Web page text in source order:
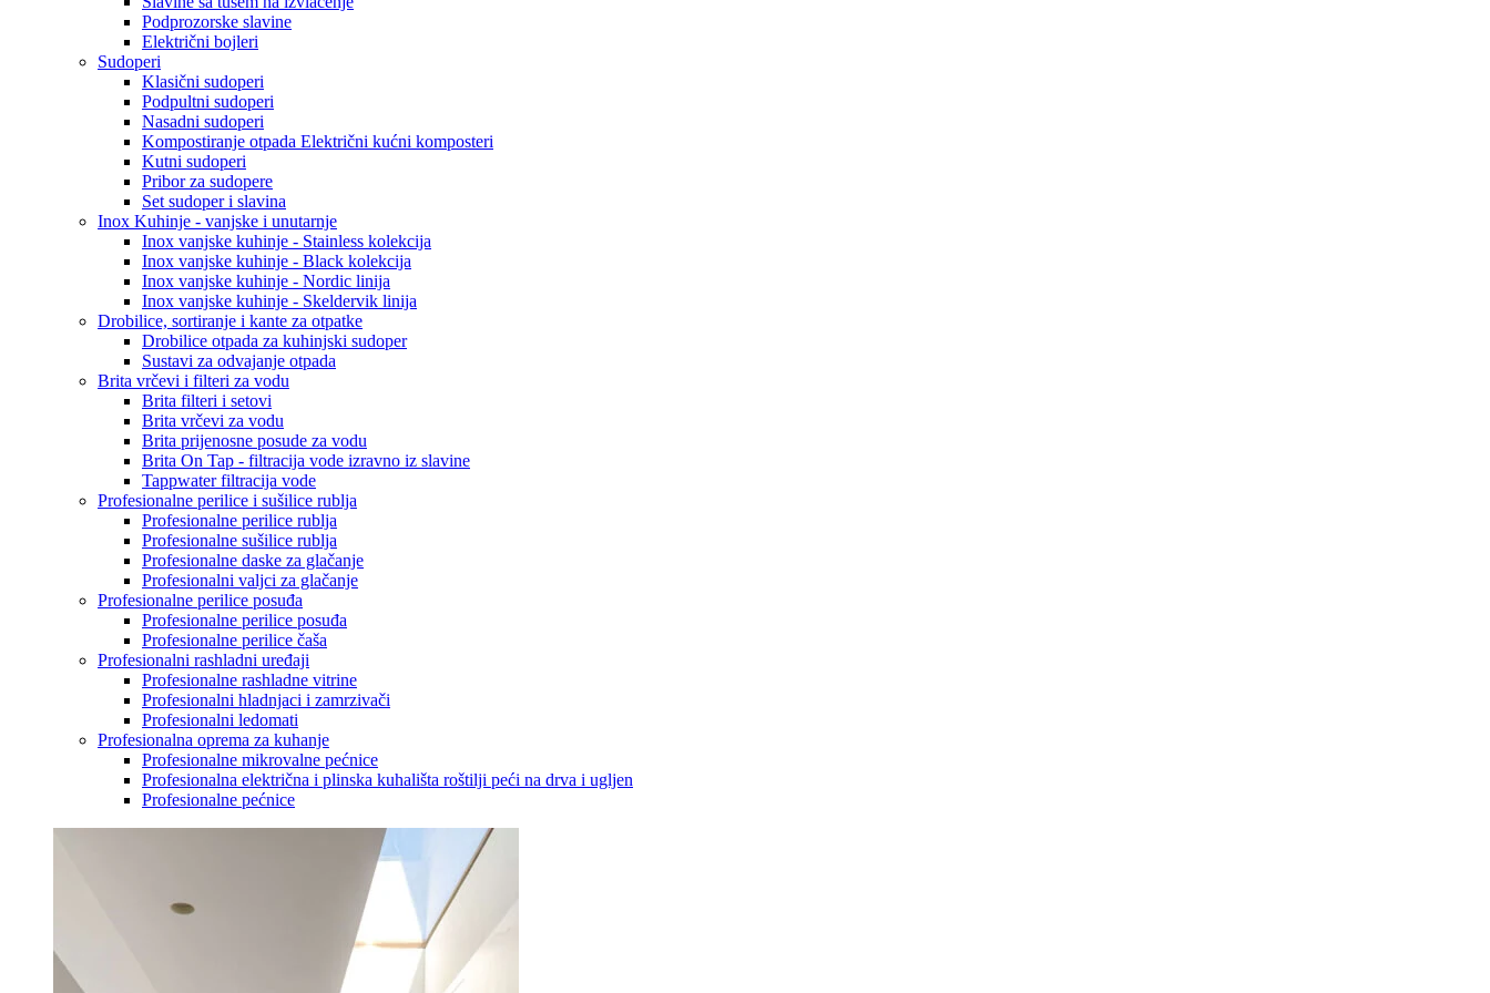
Podprozorske slavine
Električni bojleri
Sudoperi
Klasični sudoperi
Podpultni sudoperi
Nasadni sudoperi
Kompostiranje otpada Električni kućni komposteri
Kutni sudoperi
Pribor za sudopere
Set sudoper i slavina
Inox Kuhinje - vanjske i unutarnje
Inox vanjske kuhinje - Stainless kolekcija
Inox vanjske kuhinje - Black kolekcija
Inox vanjske kuhinje - Nordic linija
Inox vanjske kuhinje - Skeldervik linija
Drobilice, sortiranje i kante za otpatke
Drobilice otpada za kuhinjski sudoper
Sustavi za odvajanje otpada
Brita vrčevi i filteri za vodu
Brita filteri i setovi
Brita vrčevi za vodu
Brita prijenosne posude za vodu
Brita On Tap - filtracija vode izravno iz slavine
Tappwater filtracija vode
Profesionalne perilice i sušilice rublja
Profesionalne perilice rublja
Profesionalne sušilice rublja
Profesionalne daske za glačanje
Profesionalni valjci za glačanje
Profesionalne perilice posuđa
Profesionalne perilice posuđa
Profesionalne perilice čaša
Profesionalni rashladni uređaji
Profesionalne rashladne vitrine
Profesionalni hladnjaci i zamrzivači
Profesionalni ledomati
Profesionalna oprema za kuhanje
Profesionalne mikrovalne pećnice
Profesionalna električna i plinska kuhališta roštilji peći na drva i ugljen
Profesionalne pećnice